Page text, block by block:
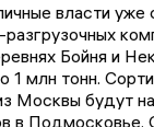
власти уже
Бойня и
млн тонн.
Москвы будут
в Подмосковье.